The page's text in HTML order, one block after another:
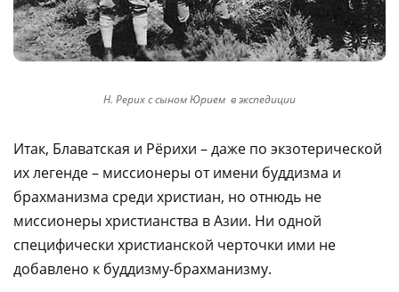
Н. Рерих с сыном Юрием в экспедиции
Итак, Блаватская и Рёрихи – даже по экзотерической
их легенде – миссионеры от имени буддизма и
брахманизма среди христиан, но отнюдь не
миссионеры христианства в Азии. Ни одной
специфически христианской черточки ими не
добавлено к буддизму-брахманизму.